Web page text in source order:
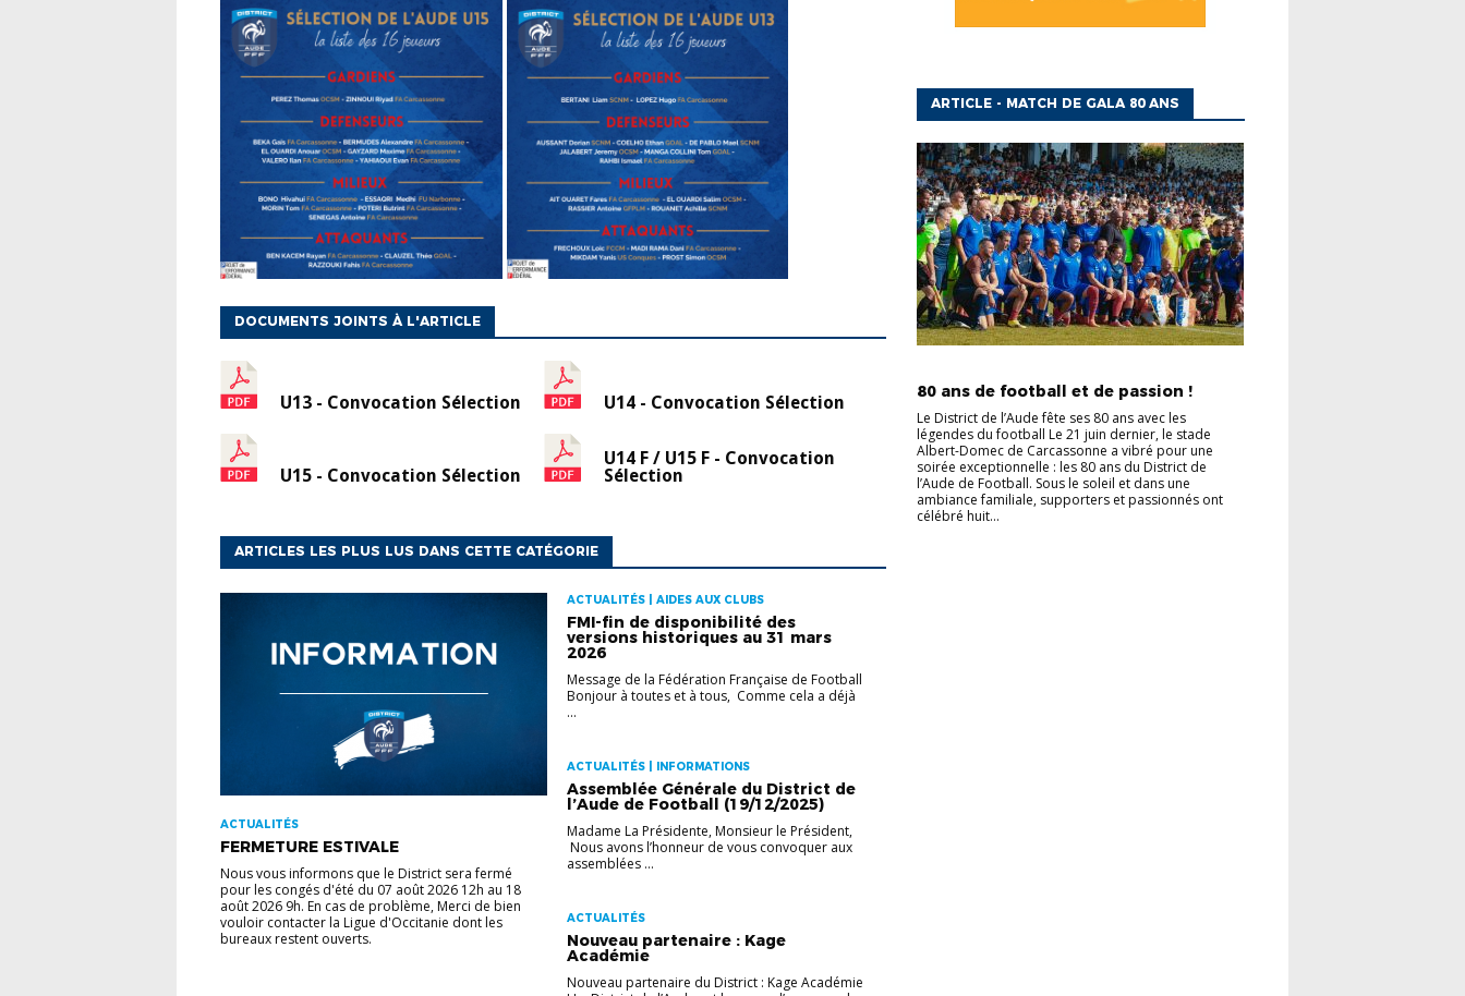
DOCUMENTS JOINTS À L'ARTICLE
U13 - Convocation Sélection U14 - Convocation Sélection
U15 - Convocation Sélection
U14 F / U15 F - Convocation
Sélection
ARTICLES LES PLUS LUS DANS CETTE CATÉGORIE
ACTUALITÉS
FERMETURE ESTIVALE
Nous vous informons que le District sera fermé
pour les congés d'été du 07 août 2026 12h au 18
août 2026 9h. En cas de problème, Merci de bien
vouloir contacter la Ligue d'Occitanie dont les
bureaux restent ouverts.
ACTUALITÉS | AIDES AUX CLUBS
FMI-fin de disponibilité des
versions historiques au 31 mars
2026
Message de la Fédération Française de Football
Bonjour à toutes et à tous, Comme cela a déjà
...
ACTUALITÉS | INFORMATIONS
Assemblée Générale du District de
l’Aude de Football (19/12/2025)
Madame La Présidente, Monsieur le Président,
Nous avons l’honneur de vous convoquer aux
assemblées ...
ACTUALITÉS
Nouveau partenaire : Kage
Académie
Nouveau partenaire du District : Kage Académie
ARTICLE - MATCH DE GALA 80 ANS
80 ans de football et de passion !
Le District de l’Aude fête ses 80 ans avec les
légendes du football Le 21 juin dernier, le stade
Albert-Domec de Carcassonne a vibré pour une
soirée exceptionnelle : les 80 ans du District de
l’Aude de Football. Sous le soleil et dans une
ambiance familiale, supporters et passionnés ont
célébré huit...